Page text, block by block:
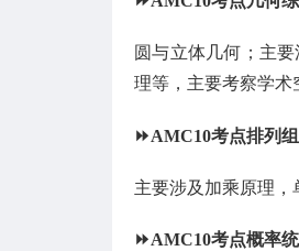
圆与立体几何；主
理等，主要考察学术
⏩AMC10考点排列组
主要涉及加乘原理
⏩AMC10考点概率统